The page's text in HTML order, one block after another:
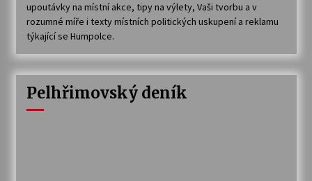
upoutávky na místní akce, tipy na výlety, Vaši tvorbu a v
rozumné míře i texty místních politických uskupení a reklamu
týkající se Humpolce.
Pelhřimovský deník